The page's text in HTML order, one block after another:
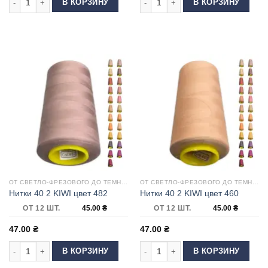
В КОРЗИНУ В КОРЗИНУ
ОТ СВЕТЛО-ФРЕЗОВОГО ДО ТЕМНОЙ ФУКСИИ
Нитки 40 2 KIWI цвет 482
ОТ 12 ШТ. 45.00 ₴
47.00 ₴
Количество товара Нитки 40 2 KIWI цвет 482
В КОРЗИНУ
ОТ СВЕТЛО-ФРЕЗОВОГО ДО ТЕМНОЙ ФУКСИИ
Нитки 40 2 KIWI цвет 460
ОТ 12 ШТ. 45.00 ₴
47.00 ₴
Количество товара Нитки 40 2 KIWI
В КОРЗИНУ